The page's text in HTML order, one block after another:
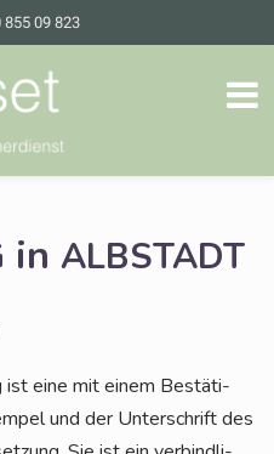
855 09 823
inALBSTADT
ist eine mit einem Bestä­ti­
und der Unter­schrift des